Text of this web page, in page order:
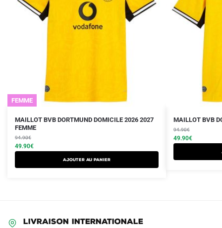
FEMME
MAILLOT BVB DORTMUND DOMICILE 2026 2027
FEMME
94.90€
Le
prix
initial
était :
49.90€
Le
prix
actuel
est :
AJOUTER AU PANIER
Ce
produit
a
plusieurs
variations.
MAILLOT BVB
94.90€
Le
prix
initial
était :
49.90€
Le
prix
actuel
est :
Ce
produit
a
LIVRAISON INTERNATIONALE